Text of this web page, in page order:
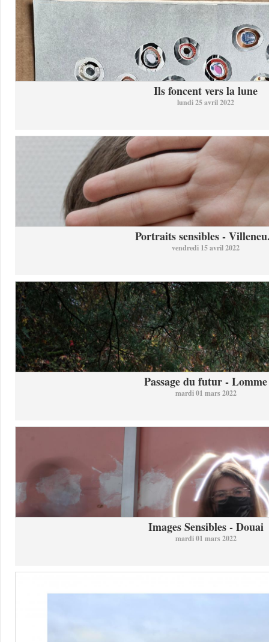
Ils foncent vers la lune
lundi 25 avril 2022
Portraits sensibles -
vendredi 15 avril 2022
Passage du futur - Lomme
mardi 01 mars 2022
Images Sensibles - Douai
mardi 01 mars 2022